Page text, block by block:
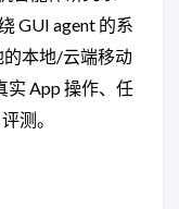
GUI agent 的系
本地/云端移动
实 App 操作、任
测。